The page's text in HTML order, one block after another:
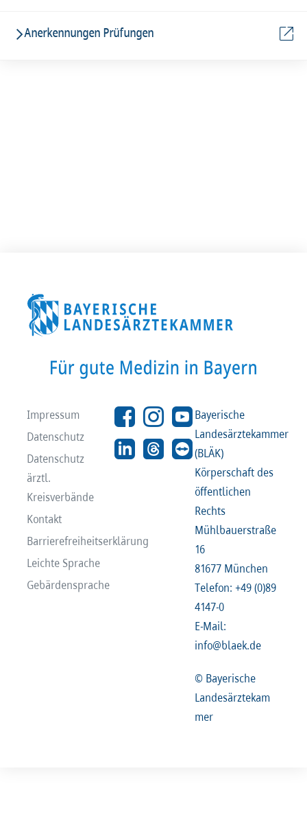
Anerkennungen Prüfungen
Impressum
Datenschutz
Datenschutz
ärztl.
Kreisverbände
Kontakt
Barrierefreiheitserklärung
Leichte Sprache
Gebärdensprache
Bayerische
Landesärztekammer
(BLÄK)
Körperschaft des
öffentlichen
Rechts
Mühlbauerstraße
16
81677 München
Telefon: +49 (0)89
4147-0
E-Mail:
info@blaek.de
© Bayerische
Landesärztekam
mer